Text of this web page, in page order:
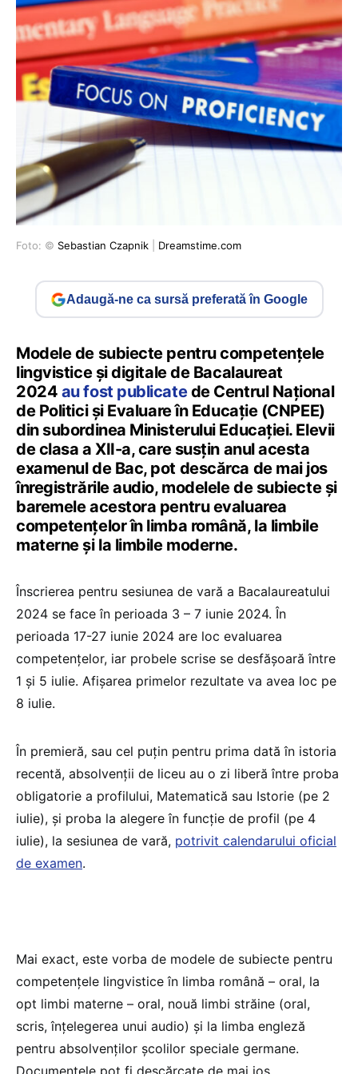
Foto: © Sebastian Czapnik Dreamstime.com
Adaugă-ne ca sursă preferată în Google
Modele de subiecte pentru competențele
lingvistice și digitale de Bacalaureat
2024 au fost publicatede Centrul Național
de Politici și Evaluare în Educație (CNPEE)
din subordinea Ministerului Educației. Elevii
de clasa a XII-a, care susțin anul acesta
examenul de Bac, pot descărca de mai jos
înregistrările audio, modelele de subiecte și
baremele acestora pentru evaluarea
competențelor în limba română, la limbile
materne și la limbile moderne.
Înscrierea pentru sesiunea de vară a Bacalaureatului
2024 se face în perioada 3 – 7 iunie 2024. În
perioada 17-27 iunie 2024 are loc evaluarea
competențelor, iar probele scrise se desfășoară între
1 și 5 iulie. Afișarea primelor rezultate va avea loc pe
8 iulie.
În premieră, sau cel puțin pentru prima dată în istoria
recentă, absolvenții de liceu au o zi liberă între proba
obligatorie a profilului, Matematică sau Istorie (pe 2
iulie), și proba la alegere în funcție de profil (pe 4
iulie), la sesiunea de vară, potrivit calendarului oficial
de examen.
Mai exact, este vorba de modele de subiecte pentru
competențele lingvistice în limba română – oral, la
opt limbi materne – oral, nouă limbi străine (oral,
scris, înțelegerea unui audio) și la limba engleză
pentru absolvenților școlilor speciale germane.
Documentele pot fi descărcate de mai jos.